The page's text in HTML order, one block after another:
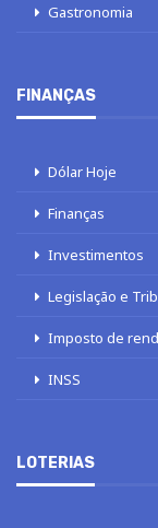
Gastronomia
FINANÇAS
Dólar Hoje
Finanças
Investimentos
Legislação e
Imposto de
INSS
LOTERIAS